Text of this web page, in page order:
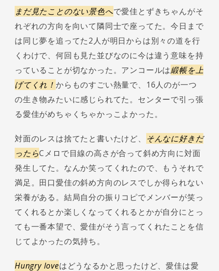
まだ見たことのない景色へで愛佳とずきちゃんがそ
れぞれの方向を向いて隣同士で座ってた。今日まで
は同じ夢を追ってた2人が明日からは別々の道を行
くわけで、何回も見た並びなのに今は違う意味を持
っていることが切なかった。アンコールは緞帳を上
げてくれ！ からものすごい熱量で、16人のが一つ
の生き物みたいに感じられてた。センターで引っ張
る愛佳がめちゃくちゃかっこよかった。
対面のレスは捨てたと書いたけど、 そんなに好きだ
ったらCメロで目線の高さが合って斜め方向に対面
発生してた。なんか笑ってくれたので、もうそれで
満足。田口愛佳の斜め方向のレスでしか得られない
栄養がある。結局自分の振りコピでメンバーが笑っ
てくれるとか楽しくなってくれるとかが自分にとっ
ても一番本望で、愛佳がそう言ってくれたことを信
じてよかったの気持ち。
Hungry loveはどうなるかと思ったけど、愛佳は愛